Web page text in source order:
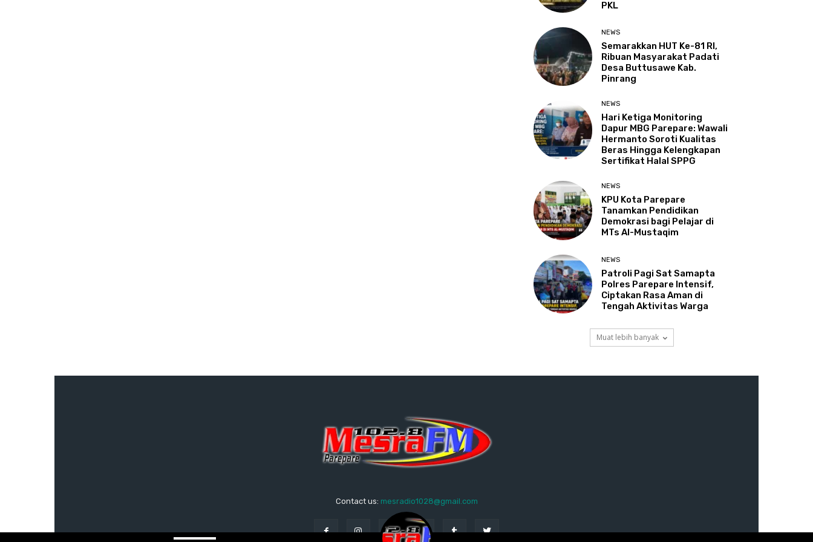
PKL
NEWS
Semarakkan HUT Ke-81 RI,
Ribuan Masyarakat Padati
Desa Buttusawe Kab.
Pinrang
NEWS
Hari Ketiga Monitoring
Dapur MBG Parepare: Wawali
Hermanto Soroti Kualitas
Beras Hingga Kelengkapan
Sertifikat Halal SPPG
NEWS
KPU Kota Parepare
Tanamkan Pendidikan
Demokrasi bagi Pelajar di
MTs Al-Mustaqim
NEWS
Patroli Pagi Sat Samapta
Polres Parepare Intensif,
Ciptakan Rasa Aman di
Tengah Aktivitas Warga
Muat lebih banyak
Contact us: mesradio1028@gmail.com